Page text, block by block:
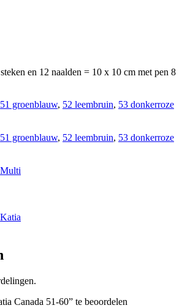
en 12 naalden = 10 x 10 cm met pen 8
51 groenblauw, 52 leembruin, 53 donkerroze
51 groenblauw, 52 leembruin, 53 donkerroze
Multi
Katia
Canada 51-60” te beoordelen